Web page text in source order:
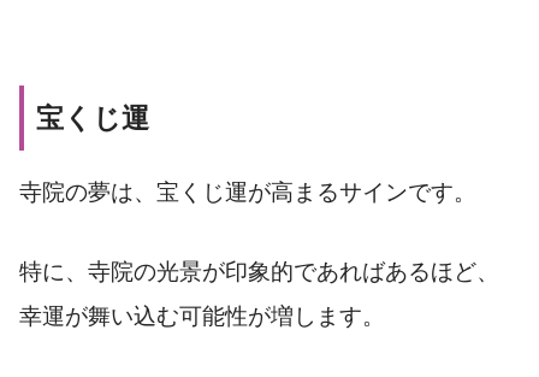
宝くじ運
寺院の夢は、宝くじ運が高まるサインです。
特に、寺院の光景が印象的であればあるほど、
幸運が舞い込む可能性が増します。